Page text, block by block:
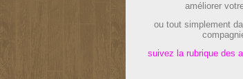
améliorer
ou tout simplement
suivez la rubrique des